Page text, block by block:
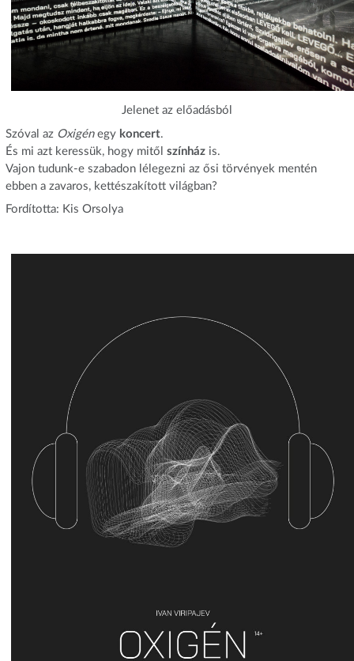
Jelenet az előadásból
Szóval az Oxigén egy koncert.
És mi azt keressük, hogy mitől színház is.
Vajon tudunk-e szabadon lélegezni az ősi törvények mentén
ebben a zavaros, kettészakított világban?
Fordította: Kis Orsolya